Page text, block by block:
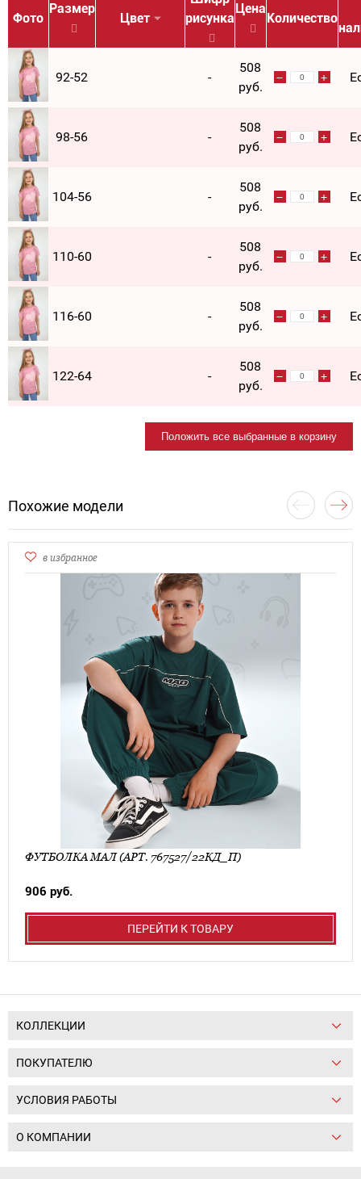
Фото
Размер
Цвет
рисунка
Цена
Количество
92-52 -
508
руб.
98-56 -
508
руб.
104-56 -
508
руб.
110-60 -
508
руб.
116-60 -
508
руб.
122-64 -
508
руб.
Положить все выбранные в корзину
Похожие модели
в избранное
ФУТБОЛКА МАЛ (АРТ. 767527/22КД_П)
906 руб.
ПЕРЕЙТИ К ТОВАРУ
КОЛЛЕКЦИИ
ПОКУПАТЕЛЮ
УСЛОВИЯ РАБОТЫ
О КОМПАНИИ